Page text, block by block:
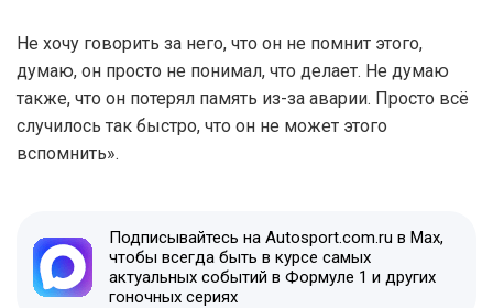
Не хочу говорить за него, что он не помнит этого,
думаю, он просто не понимал, что делает. Не думаю
также, что он потерял память из-за аварии. Просто всё
случилось так быстро, что он не может этого
вспомнить».
Подписывайтесь на Autosport.com.ru в Max,
чтобы всегда быть в курсе самых
актуальных событий в Формуле 1 и других
гоночных сериях